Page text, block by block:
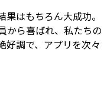
はもちろん大成功。
から喜ばれ、私たちの
好調で、アプリを次々